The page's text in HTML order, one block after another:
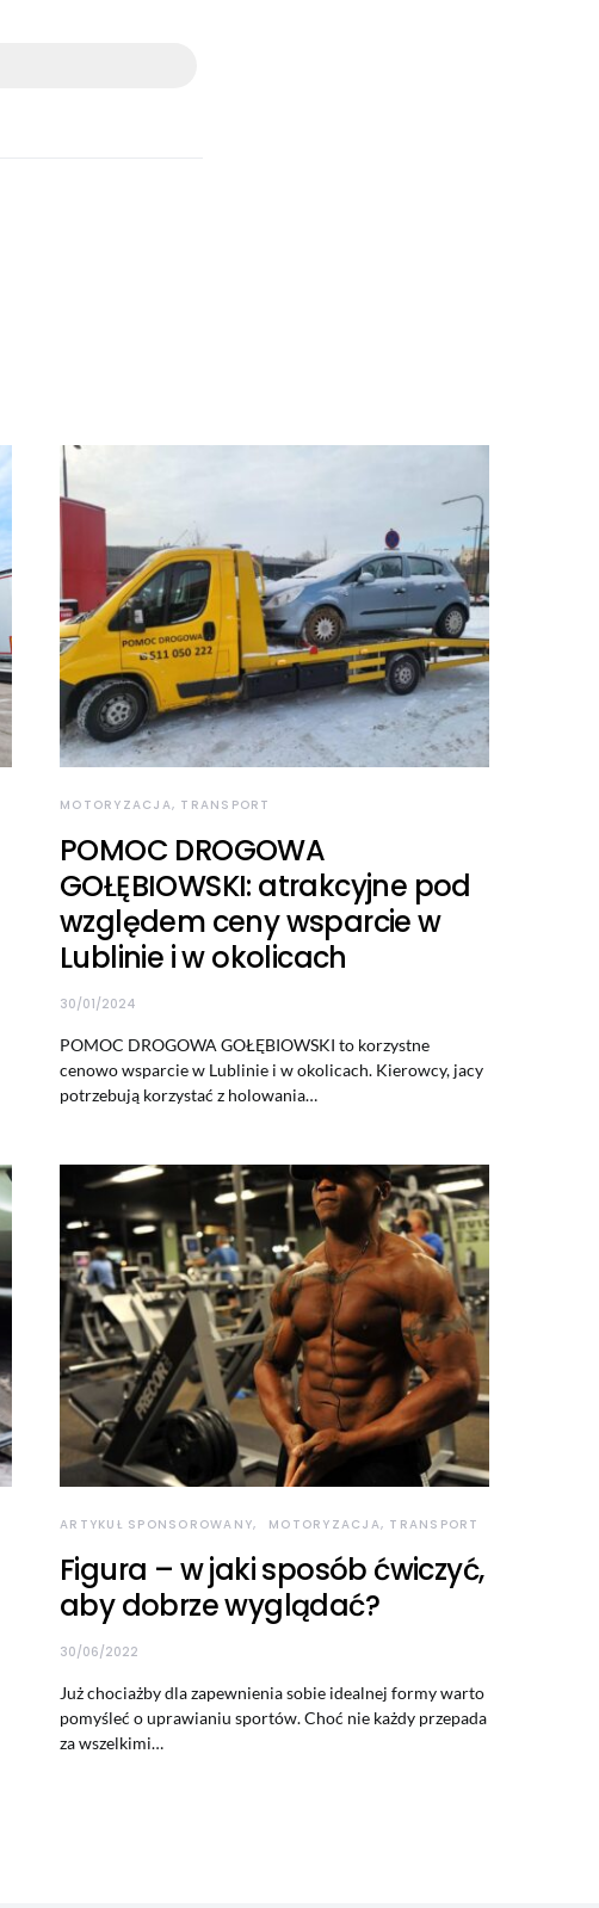
MOTORYZACJA, TRANSPORT
POMOC DROGOWA
GOŁĘBIOWSKI: atrakcyjne pod
względem ceny wsparcie w
Lublinie i w okolicach
30/01/2024
POMOC DROGOWA GOŁĘBIOWSKI to korzystne
cenowo wsparcie w Lublinie i w okolicach. Kierowcy, jacy
potrzebują korzystać z holowania…
ARTYKUŁ SPONSOROWANY MOTORYZACJA, TRANSPORT
Figura – w jaki sposób ćwiczyć,
aby dobrze wyglądać?
30/06/2022
Już chociażby dla zapewnienia sobie idealnej formy warto
pomyśleć o uprawianiu sportów. Choć nie każdy przepada
za wszelkimi…